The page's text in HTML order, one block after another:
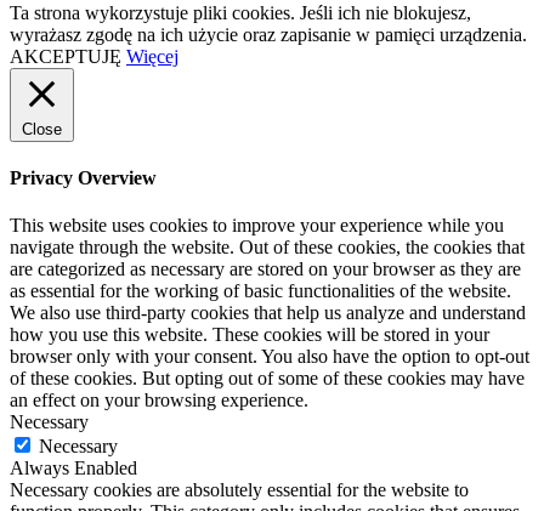
Ta strona wykorzystuje pliki cookies. Jeśli ich nie blokujesz,
wyrażasz zgodę na ich użycie oraz zapisanie w pamięci urządzenia.
AKCEPTUJĘ Więcej
Close
Privacy Overview
This website uses cookies to improve your experience while you
navigate through the website. Out of these cookies, the cookies that
are categorized as necessary are stored on your browser as they are
as essential for the working of basic functionalities of the website.
We also use third-party cookies that help us analyze and understand
how you use this website. These cookies will be stored in your
browser only with your consent. You also have the option to opt-out
of these cookies. But opting out of some of these cookies may have
an effect on your browsing experience.
Necessary
Necessary
Always Enabled
Necessary cookies are absolutely essential for the website to